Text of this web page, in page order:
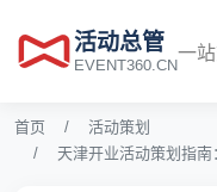
活动总管
EVENT360.CN
一
首页
活动策划
天津开业活动策划指